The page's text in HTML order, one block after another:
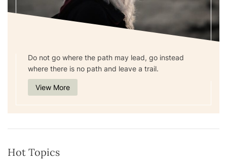
Do not go where the path may lead, go instead
where there is no path and leave a trail.
View More
Hot Topics